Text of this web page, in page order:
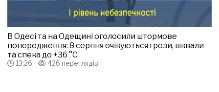
В Одесі та на Одещині оголосили штормове
попередження: 8 серпня очікуються грози, шквали
та спека до +36 °С
13:26 426 переглядів